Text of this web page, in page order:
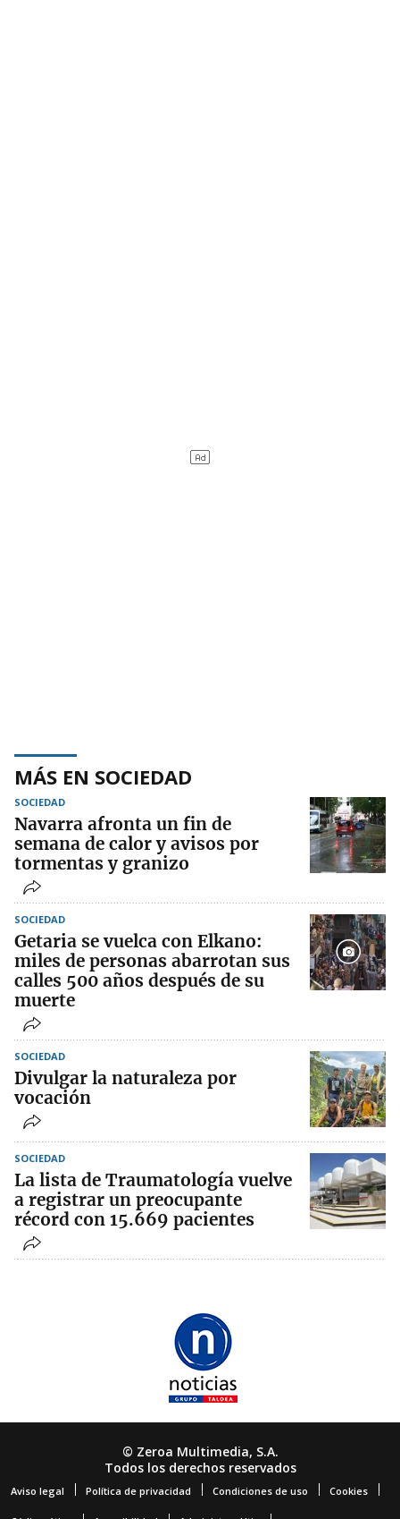
MÁS EN SOCIEDAD
SOCIEDAD
Navarra afronta un fin de
semana de calor y avisos por
tormentas y granizo
SOCIEDAD
Getaria se vuelca con Elkano:
miles de personas abarrotan sus
calles 500 años después de su
muerte
SOCIEDAD
Divulgar la naturaleza por
vocación
SOCIEDAD
La lista de Traumatología vuelve
a registrar un preocupante
récord con 15.669 pacientes
© Zeroa Multimedia, S.A.
Todos los derechos reservados
Aviso legal Política de privacidad Condiciones de uso Cookies